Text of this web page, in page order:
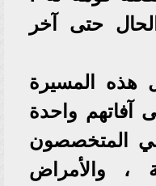
حتى آخر
المسيرة
آفاتهم واحدة
المتخصصون
، والأمراض